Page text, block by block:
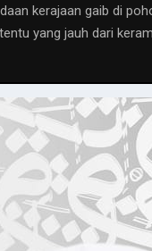
kerajaan gaib di
yang jauh dari